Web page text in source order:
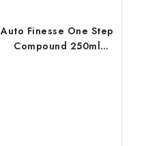
Auto Finesse One Step
Compound 250ml